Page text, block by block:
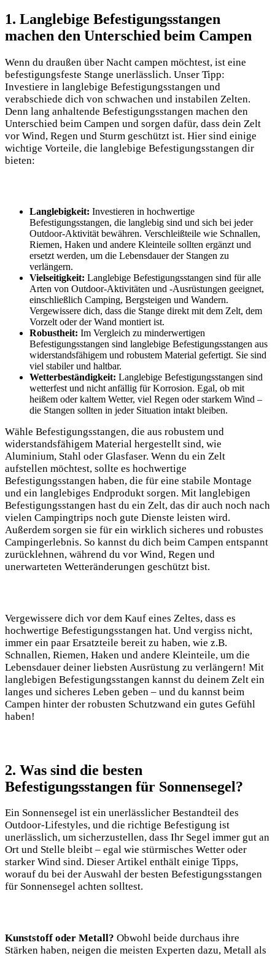
1. Langlebige Befestigungsstangen
machen den Unterschied beim Campen
Wenn du draußen über Nacht campen möchtest, ist eine
befestigungsfeste Stange unerlässlich. Unser Tipp:
Investiere in langlebige Befestigungsstangen und
verabschiede dich von schwachen und instabilen Zelten.
Denn lang anhaltende Befestigungsstangen machen den
Unterschied beim Campen und sorgen dafür, dass dein Zelt
vor Wind, Regen und Sturm geschützt ist. Hier sind einige
wichtige Vorteile, die langlebige Befestigungsstangen dir
bieten:
Langlebigkeit: Investieren in hochwertige
Befestigungsstangen, die langlebig sind und sich bei jeder
Outdoor-Aktivität bewähren. Verschleißteile wie Schnallen,
Riemen, Haken und andere Kleinteile sollten ergänzt und
ersetzt werden, um die Lebensdauer der Stangen zu
verlängern.
Vielseitigkeit: Langlebige Befestigungsstangen sind für alle
Arten von Outdoor-Aktivitäten und -Ausrüstungen geeignet,
einschließlich Camping, Bergsteigen und Wandern.
Vergewissere dich, dass die Stange direkt mit dem Zelt, dem
Vorzelt oder der Wand montiert ist.
Robustheit: Im Vergleich zu minderwertigen
Befestigungsstangen sind langlebige Befestigungsstangen aus
widerstandsfähigem und robustem Material gefertigt. Sie sind
viel stabiler und haltbar.
Wetterbeständigkeit: Langlebige Befestigungsstangen sind
wetterfest und nicht anfällig für Korrosion. Egal, ob mit
heißem oder kaltem Wetter, viel Regen oder starkem Wind –
die Stangen sollten in jeder Situation intakt bleiben.
Wähle Befestigungsstangen, die aus robustem und
widerstandsfähigem Material hergestellt sind, wie
Aluminium, Stahl oder Glasfaser. Wenn du ein Zelt
aufstellen möchtest, sollte es hochwertige
Befestigungsstangen haben, die für eine stabile Montage
und ein langlebiges Endprodukt sorgen. Mit langlebigen
Befestigungsstangen hast du ein Zelt, das dir auch noch nach
vielen Campingtrips noch gute Dienste leisten wird.
Außerdem sorgen sie für ein wirklich sicheres und robustes
Campingerlebnis. So kannst du dich beim Campen entspannt
zurücklehnen, während du vor Wind, Regen und
unerwarteten Wetteränderungen geschützt bist.
Vergewissere dich vor dem Kauf eines Zeltes, dass es
hochwertige Befestigungsstangen hat. Und vergiss nicht,
immer ein paar Ersatzteile bereit zu haben, wie z.B.
Schnallen, Riemen, Haken und andere Kleinteile, um die
Lebensdauer deiner liebsten Ausrüstung zu verlängern! Mit
langlebigen Befestigungsstangen kannst du deinem Zelt ein
langes und sicheres Leben geben – und du kannst beim
Campen hinter der robusten Schutzwand ein gutes Gefühl
haben!
2. Was sind die besten
Befestigungsstangen für Sonnensegel?
Ein Sonnensegel ist ein unerlässlicher Bestandteil des
Outdoor-Lifestyles, und die richtige Befestigung ist
unerlässlich, um sicherzustellen, dass Ihr Segel immer gut an
Ort und Stelle bleibt – egal wie stürmisches Wetter oder
starker Wind sind. Dieser Artikel enthält einige Tipps,
worauf du bei der Auswahl der besten Befestigungsstangen
für Sonnensegel achten solltest.
Kunststoff oder Metall? Obwohl beide durchaus ihre
Stärken haben, neigen die meisten Experten dazu, Metall als